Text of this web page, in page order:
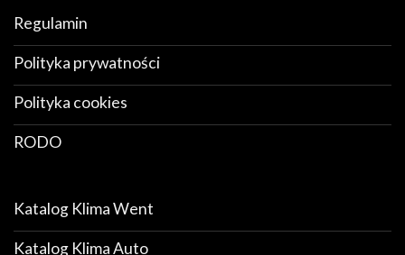
Regulamin
Polityka prywatności
Polityka cookies
RODO
Katalog Klima Went
Katalog Klima Auto